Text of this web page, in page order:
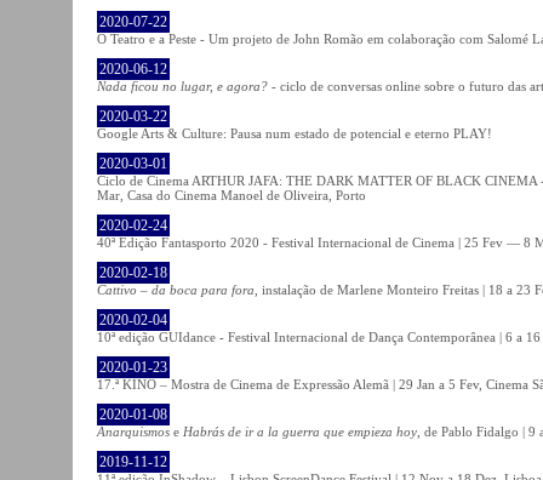
2020-07-22
O Teatro e a Peste - Um projeto de John Romão em colaboração com Salomé
2020-06-12
Nada ficou no lugar, e agora? - ciclo de conversas online sobre o futuro das
2020-03-22
Google Arts & Culture: Pausa num estado de potencial e eterno PLAY!
2020-03-01
Ciclo de Cinema ARTHUR JAFA: THE DARK MATTER OF BLACK
Mar, Casa do Cinema Manoel de Oliveira, Porto
2020-02-24
40ª Edição Fantasporto 2020 - Festival Internacional de Cinema | 25 Fev — 8
2020-02-18
Cattivo – da boca para fora , instalação de Marlene Monteiro Freitas | 18 a
2020-02-04
10ª edição GUIdance - Festival Internacional de Dança Contemporânea | 6 a
2020-01-23
17.ª KINO – Mostra de Cinema de Expressão Alemã | 29 Jan a 5 Fev, Cinema
2020-01-08
Anarquismos e Habrás de ir a la guerra que empieza hoy , de Pablo Fidalgo |
2019-11-12